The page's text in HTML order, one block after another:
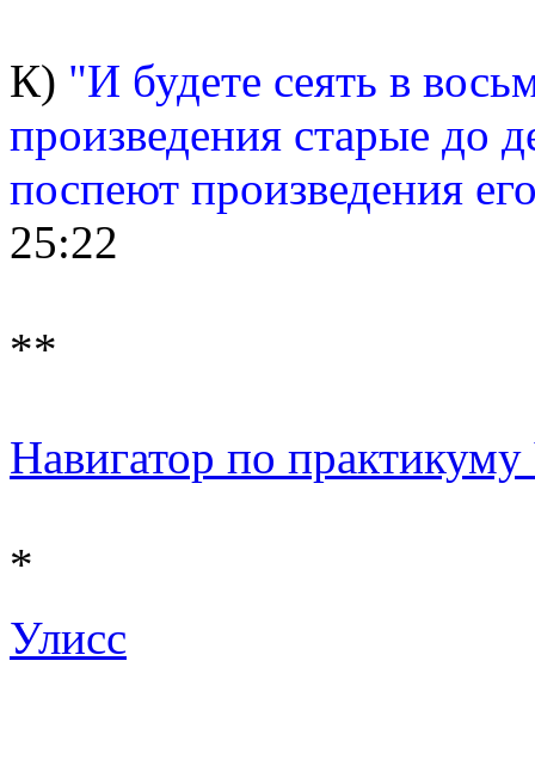
К) "И будете сеять в
произведения старые до
поспеют произведения
25:22
**
Навигатор по
*
Улисс